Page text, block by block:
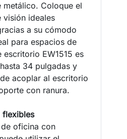
metálico. Coloque el
visión ideales
a su cómodo
para espacios de
EW1515 es
34 pulgadas y
acoplar al escritorio
con ranura.
flexibles
oficina con